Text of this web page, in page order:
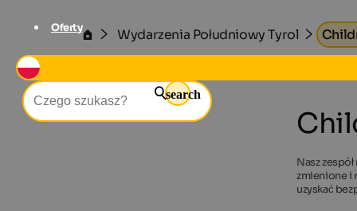
Oferty
search
Wydarzenia Południowy Tyrol
Nasz
zmienione i
uzyskać